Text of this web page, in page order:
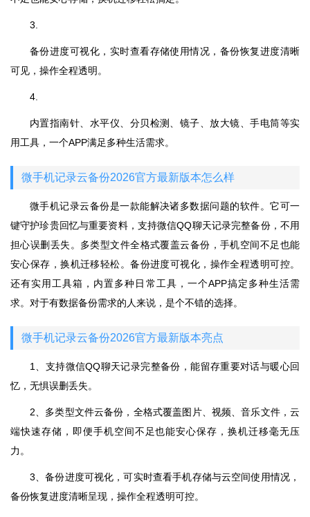
3.
备份进度可视化，实时查看存储使用情况，备份恢复进度清晰
可见，操作全程透明。
4.
内置指南针、水平仪、分贝检测、镜子、放大镜、手电筒等实
用工具，一个APP满足多种生活需求。
微手机记录云备份2026官方最新版本怎么样
微手机记录云备份是一款能解决诸多数据问题的软件。它可一
键守护珍贵回忆与重要资料，支持微信QQ聊天记录完整备份，不用
担心误删丢失。多类型文件全格式覆盖云备份，手机空间不足也能
安心保存，换机迁移轻松。备份进度可视化，操作全程透明可控。
还有实用工具箱，内置多种日常工具，一个APP搞定多种生活需
求。对于有数据备份需求的人来说，是个不错的选择。
微手机记录云备份2026官方最新版本亮点
1、支持微信QQ聊天记录完整备份，能留存重要对话与暖心回
忆，无惧误删丢失。
2、多类型文件云备份，全格式覆盖图片、视频、音乐文件，云
端快速存储，即便手机空间不足也能安心保存，换机迁移毫无压
力。
3、备份进度可视化，可实时查看手机存储与云空间使用情况，
备份恢复进度清晰呈现，操作全程透明可控。